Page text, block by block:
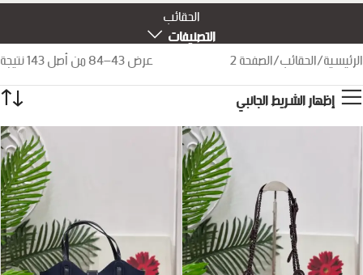
الحقائب
التصنيفات
الرئيسية الحقائب الصفحة 2
عرض 43–84 من أصل 143 نتيجة
إظهار الشريط الجانبي